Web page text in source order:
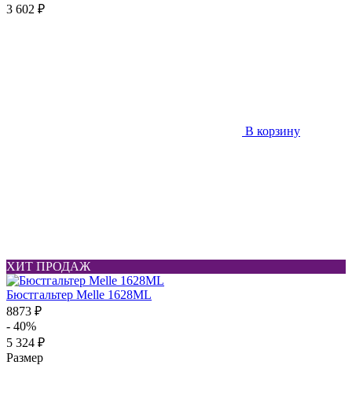
3 602 ₽
В корзину
ХИТ ПРОДАЖ
Бюстгальтер Melle 1628ML
8873 ₽
- 40%
5 324 ₽
Размер